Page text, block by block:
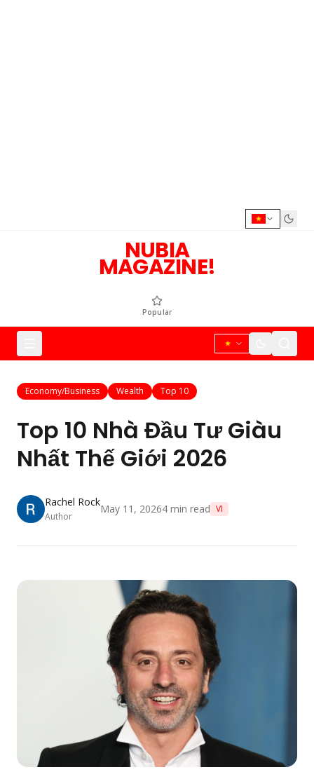
NUBIA
MAGAZINE!
Popular
Economy/Business Wealth Top 10
Top 10 Nhà Đầu Tư Giàu
Nhất Thế Giới 2026
Rachel Rock
Author
May 11, 20264 min read VI